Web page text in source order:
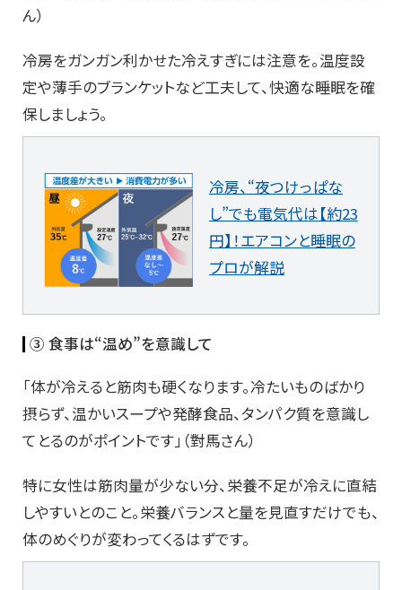
ん）
冷房をガンガン利かせた冷えすぎには注意を。温度設
定や薄手のブランケットなど工夫して、快適な睡眠を確
保しましょう。
冷房、“夜つけっぱな
し”でも電気代は【約23
円】！エアコンと睡眠の
プロが解説
③ 食事は“温め”を意識して
「体が冷えると筋肉も硬くなります。冷たいものばかり
摂らず、温かいスープや発酵食品、タンパク質を意識し
てとるのがポイントです」（對馬さん）
特に女性は筋肉量が少ない分、栄養不足が冷えに直結
しやすいとのこと。栄養バランスと量を見直すだけでも、
体のめぐりが変わってくるはずです。